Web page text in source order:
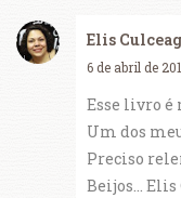
Elis Culceag
6 de abril de
Esse livro
Um dos
Preciso
Beijos... Elis